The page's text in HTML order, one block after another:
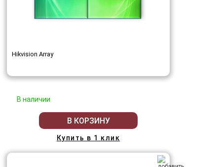
Hikvision Array
В наличии
В КОРЗИНУ
Купить в 1 клик